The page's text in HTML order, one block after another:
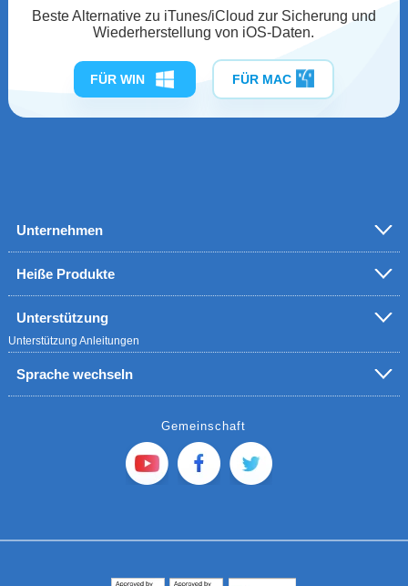
Beste Alternative zu iTunes/iCloud zur Sicherung und
Wiederherstellung von iOS-Daten.
FÜR WIN FÜR MAC
Unternehmen
Heiße Produkte
Unterstützung
Unterstützung Anleitungen
Sprache wechseln
Gemeinschaft